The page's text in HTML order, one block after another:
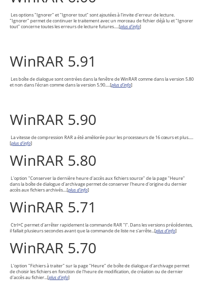
Les options "Ignorer" et "Ignorer tout" sont ajoutées à l'invite d'erreur de lecture.
"Ignorer" permet de continuer le traitement avec un morceau de fichier déjà lu et "Ignorer
tout" concerne toutes les erreurs de lecture futures..... [plus d'info]
WinRAR 5.91
Les boîte de dialogue sont centrées dans la fenêtre de WinRAR comme dans la version 5.80
et non dans l'écran comme dans la version 5.90..... [plus d'info]
WinRAR 5.90
La vitesse de compression RAR a été améliorée pour les processeurs de 16 cœurs et plus.....
[plus d'info]
WinRAR 5.80
L'option "Conserver la dernière heure d'accès aux fichiers source" de la page "Heure"
dans la boîte de dialogue d'archivage permet de conserver l'heure d'origine du dernier
accès aux fichiers archivés.... [plus d'info]
WinRAR 5.71
Ctrl+C permet d'arrêter rapidement la commande RAR "l". Dans les versions précédentes,
il fallait plusieurs secondes avant que la commande de liste ne s'arrête... [plus d'info]
WinRAR 5.70
L'option "Fichiers à traiter" sur la page "Heure" de boîte de dialogue d'archivage permet
de choisir les fichiers en fonction de l'heure de modification, de création ou de dernier
d'accès au fichier... [plus d'info]